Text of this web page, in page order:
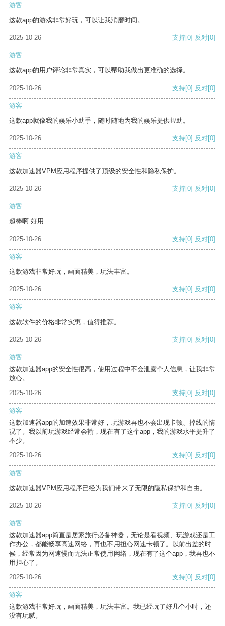
游客
这款app的游戏非常好玩，可以让我消磨时间。
2025-10-26 支持[0] 反对[0]
游客
这款app的用户评论非常真实，可以帮助我做出更准确的选择。
2025-10-26 支持[0] 反对[0]
游客
这款app就像我的娱乐小助手，随时随地为我的娱乐提供帮助。
2025-10-26 支持[0] 反对[0]
游客
这款加速器VPM应用程序提供了顶级的安全性和隐私保护。
2025-10-26 支持[0] 反对[0]
游客
超棒啊 好用
2025-10-26 支持[0] 反对[0]
游客
这款游戏非常好玩，画面精美，玩法丰富。
2025-10-26 支持[0] 反对[0]
游客
这款软件的价格非常实惠，值得推荐。
2025-10-26 支持[0] 反对[0]
游客
这款加速器app的安全性很高，使用过程中不会泄露个人信息，让我非常
放心。
2025-10-26
支持[0] 反对[0]
游客
这款加速器app的加速效果非常好，玩游戏再也不会出现卡顿、掉线的情
况了。我以前玩游戏经常会输，现在有了这个app，我的游戏水平提升了
不少。
2025-10-26
支持[0] 反对[0]
游客
这款加速器VPM应用程序已经为我们带来了无限的隐私保护和自由。
2025-10-26 支持[0] 反对[0]
游客
这款加速器app简直是居家旅行必备神器，无论是看视频、玩游戏还是工
作办公，都能畅享高速网络，再也不用担心网速卡顿了。以前出差的时
候，经常因为网速慢而无法正常使用网络，现在有了这个app，我再也不
用担心了。
2025-10-26
支持[0] 反对[0]
游客
这款游戏非常好玩，画面精美，玩法丰富。我已经玩了好几个小时，还
没有玩腻。